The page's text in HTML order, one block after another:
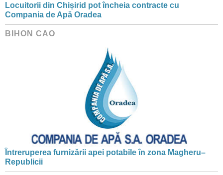
Locuitorii din Chișirid pot încheia contracte cu
Compania de Apă Oradea
BIHON CAO
Întreruperea furnizării apei potabile în zona Magheru–
Republicii